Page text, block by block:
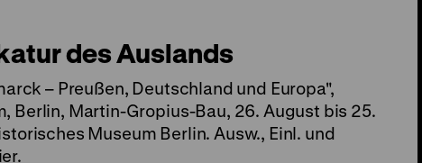
des Auslands
– Preußen, Deutschland und Europa",
Berlin, Martin-Gropius-Bau, 26. August bis 25.
Museum Berlin. Ausw., Einl. und